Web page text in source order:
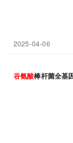
2025-04-06
谷氨酸棒杆菌全基